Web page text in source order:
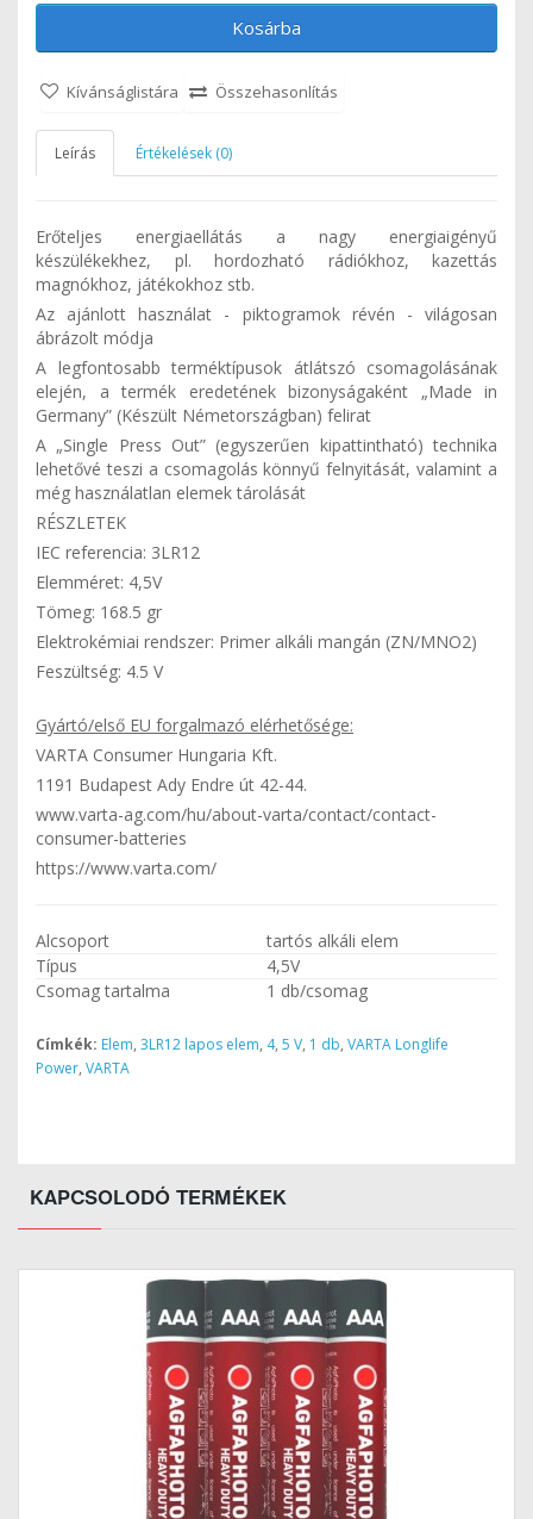
Kosárba
Kívánságlistára Összehasonlítás
Leírás Értékelések (0)
Erőteljes energiaellátás a nagy energiaigényű
készülékekhez, pl. hordozható rádiókhoz, kazettás
magnókhoz, játékokhoz stb.
Az ajánlott használat - piktogramok révén - világosan
ábrázolt módja
A legfontosabb terméktípusok átlátszó csomagolásának
elején, a termék eredetének bizonyságaként „Made in
Germany” (Készült Németországban) felirat
A „Single Press Out” (egyszerűen kipattintható) technika
lehetővé teszi a csomagolás könnyű felnyitását, valamint a
még használatlan elemek tárolását
RÉSZLETEK
IEC referencia: 3LR12
Elemméret: 4,5V
Tömeg: 168.5 gr
Elektrokémiai rendszer: Primer alkáli mangán (ZN/MNO2)
Feszültség: 4.5 V
Gyártó/első EU forgalmazó elérhetősége:
VARTA Consumer Hungaria Kft.
1191 Budapest Ady Endre út 42-44.
www.varta-ag.com/hu/about-varta/contact/contact-
consumer-batteries
https://www.varta.com/
Alcsoport
tartós alkáli elem
Típus
4,5V
Csomag tartalma
1 db/csomag
Címkék: Elem, 3LR12 lapos elem, 4, 5 V, 1 db, VARTA Longlife
Power, VARTA
KAPCSOLODÓ TERMÉKEK